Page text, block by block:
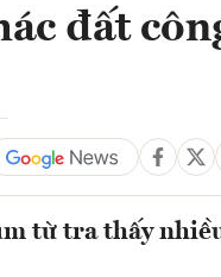
đất
từ tra thấy